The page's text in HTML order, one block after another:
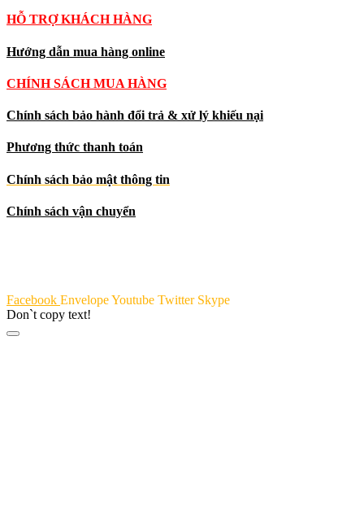
HỖ TRỢ KHÁCH HÀNG
Hướng dẫn mua hàng online
CHÍNH SÁCH MUA HÀNG
Chính sách bảo hành đổi trả & xử lý khiếu nại
Phương thức thanh toán
Chính sách bảo mật thông tin
Chính sách vận chuyển
Facebook EnvelopeYoutube Twitter Skype
Don`t copy text!